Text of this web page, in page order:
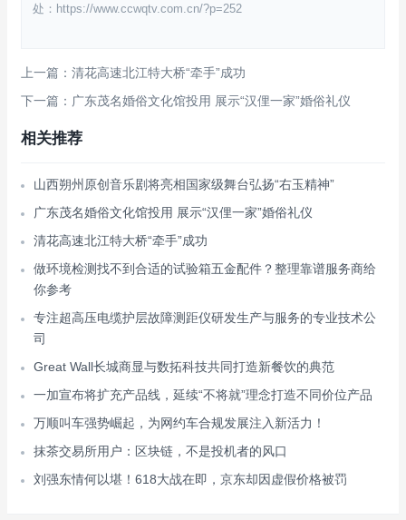
处：https://www.ccwqtv.com.cn/?p=252
上一篇：清花高速北江特大桥“牵手”成功
下一篇：广东茂名婚俗文化馆投用 展示“汉俚一家”婚俗礼仪
相关推荐
山西朔州原创音乐剧将亮相国家级舞台弘扬“右玉精神”
广东茂名婚俗文化馆投用 展示“汉俚一家”婚俗礼仪
清花高速北江特大桥“牵手”成功
做环境检测找不到合适的试验箱五金配件？整理靠谱服务商给
你参考
专注超高压电缆护层故障测距仪研发生产与服务的专业技术公
司
Great Wall长城商显与数拓科技共同打造新餐饮的典范
一加宣布将扩充产品线，延续“不将就”理念打造不同价位产品
万顺叫车强势崛起，为网约车合规发展注入新活力！
抹茶交易所用户：区块链，不是投机者的风口
刘强东情何以堪！618大战在即，京东却因虚假价格被罚